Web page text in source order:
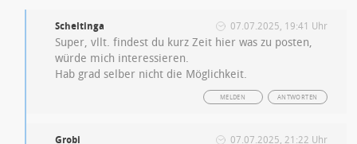
Scheltinga 07.07.2025, 19:41 Uhr
Super, vllt. findest du kurz Zeit hier was zu posten,
würde mich interessieren.
Hab grad selber nicht die Möglichkeit.
ANTWORTEN
MELDEN
Grobi 07.07.2025, 21:22 Uhr